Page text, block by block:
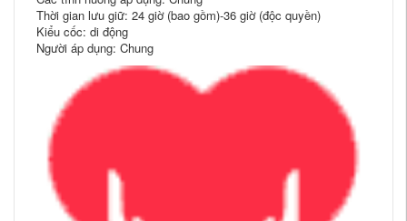
Thời gian lưu giữ: 24 giờ (bao gồm)-36 giờ (độc quyền)
Kiểu cốc: di động
Người áp dụng: Chung